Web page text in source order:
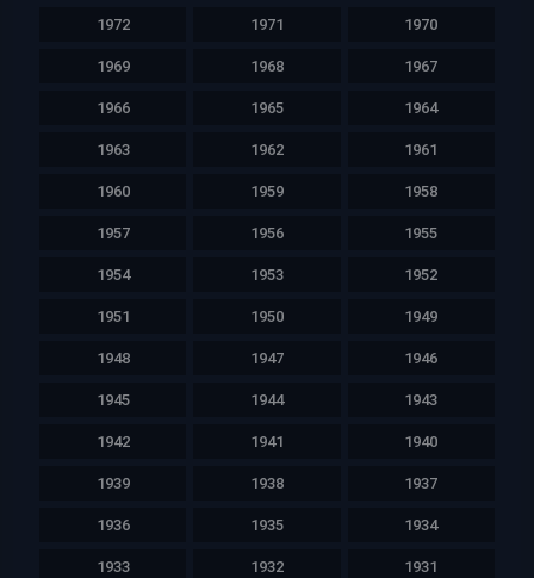
1972 1971 1970
1969 1968 1967
1966 1965 1964
1963 1962 1961
1960 1959 1958
1957 1956 1955
1954 1953 1952
1951 1950 1949
1948 1947 1946
1945 1944 1943
1942 1941 1940
1939 1938 1937
1936 1935 1934
1933 1932 1931